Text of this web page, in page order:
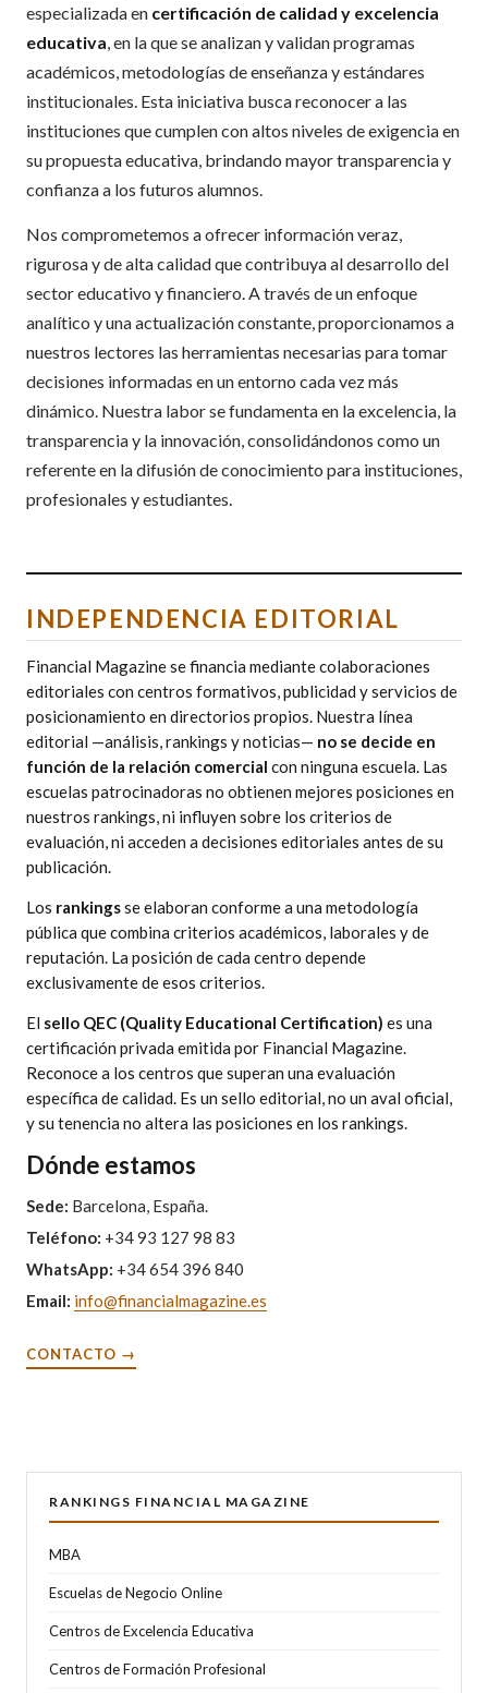
especializada en certificación de calidad y excelencia
educativa, en la que se analizan y validan programas
académicos, metodologías de enseñanza y estándares
institucionales. Esta iniciativa busca reconocer a las
instituciones que cumplen con altos niveles de exigencia en
su propuesta educativa, brindando mayor transparencia y
confianza a los futuros alumnos.
Nos comprometemos a ofrecer información veraz,
rigurosa y de alta calidad que contribuya al desarrollo del
sector educativo y financiero. A través de un enfoque
analítico y una actualización constante, proporcionamos a
nuestros lectores las herramientas necesarias para tomar
decisiones informadas en un entorno cada vez más
dinámico. Nuestra labor se fundamenta en la excelencia, la
transparencia y la innovación, consolidándonos como un
referente en la difusión de conocimiento para instituciones,
profesionales y estudiantes.
INDEPENDENCIA EDITORIAL
Financial Magazine se financia mediante colaboraciones
editoriales con centros formativos, publicidad y servicios de
posicionamiento en directorios propios. Nuestra línea
editorial —análisis, rankings y noticias— no se decide en
función de la relación comercial con ninguna escuela. Las
escuelas patrocinadoras no obtienen mejores posiciones en
nuestros rankings, ni influyen sobre los criterios de
evaluación, ni acceden a decisiones editoriales antes de su
publicación.
Los rankingsse elaboran conforme a una metodología
pública que combina criterios académicos, laborales y de
reputación. La posición de cada centro depende
exclusivamente de esos criterios.
El sello QEC (Quality Educational Certification) es una
certificación privada emitida por Financial Magazine.
Reconoce a los centros que superan una evaluación
específica de calidad. Es un sello editorial, no un aval oficial,
y su tenencia no altera las posiciones en los rankings.
Dónde estamos
Sede: Barcelona, España.
Teléfono: +34 93 127 98 83
WhatsApp: +34 654 396 840
Email: info@financialmagazine.es
CONTACTO →
RANKINGS FINANCIAL MAGAZINE
MBA
Escuelas de Negocio Online
Centros de Excelencia Educativa
Centros de Formación Profesional